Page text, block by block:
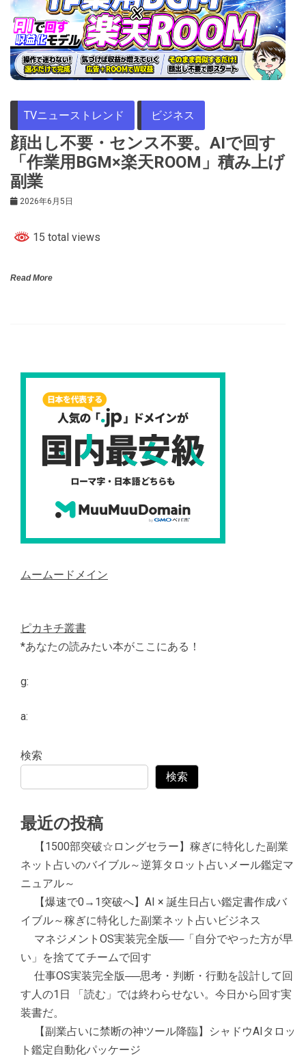
TVニューストレンド ビジネス
顔出し不要・センス不要。AIで回す
「作業用BGM×楽天ROOM」積み上げ
副業
2026年6月5日
15 total views
Read More
ムームードメイン
ピカキチ叢書
*あなたの読みたい本がここにある！
g:
a:
検索
検索
最近の投稿
【1500部突破☆ロングセラー】稼ぎに特化した副業
ネット占いのバイブル～逆算タロット占いメール鑑定マ
ニュアル～
【爆速で0→1突破へ】AI × 誕生日占い鑑定書作成バ
イブル～稼ぎに特化した副業ネット占いビジネス
マネジメントOS実装完全版──「自分でやった方が早
い」を捨ててチームで回す
仕事OS実装完全版──思考・判断・行動を設計して回
す人の1日 「読む」では終わらせない。今日から回す実
装書だ。
【副業占いに禁断の神ツール降臨】シャドウAIタロッ
ト鑑定自動化パッケージ